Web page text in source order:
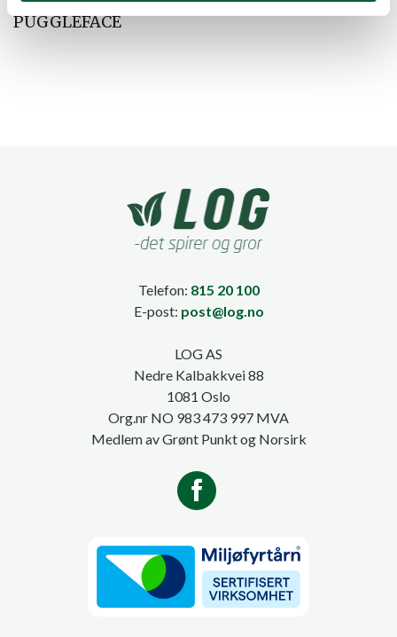
PUGGLEFACE
Telefon: 815 20 100
E-post: post@log.no
LOG AS
Nedre Kalbakkvei 88
1081 Oslo
Org.nr NO 983 473 997 MVA
Medlem av Grønt Punkt og Norsirk